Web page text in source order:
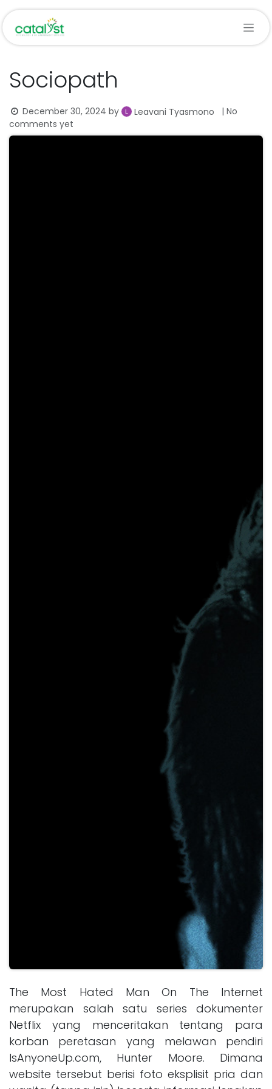
Sociopath
December 30, 2024 by Leavani Tyasmono
| No
comments yet
The Most Hated Man On The Internet
merupakan salah satu series dokumenter
Netflix yang menceritakan tentang para
korban peretasan yang melawan pendiri
IsAnyoneUp.com, Hunter Moore. Dimana
website tersebut berisi foto eksplisit pria dan